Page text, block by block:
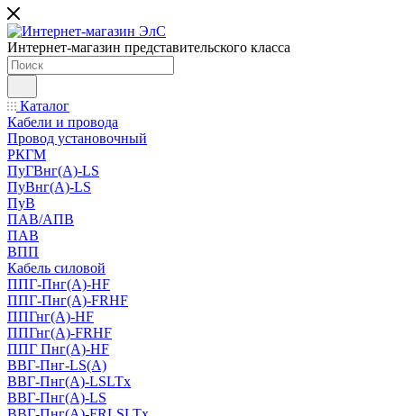
Интернет-магазин представительского класса
Каталог
Кабели и провода
Провод установочный
РКГМ
ПуГВнг(А)-LS
ПуВнг(А)-LS
ПуВ
ПАВ/АПВ
ПАВ
ВПП
Кабель силовой
ППГ-Пнг(А)-HF
ППГ-Пнг(А)-FRHF
ППГнг(А)-HF
ППГнг(А)-FRHF
ППГ Пнг(А)-HF
ВВГ-Пнг-LS(А)
ВВГ-Пнг(А)-LSLTx
ВВГ-Пнг(А)-LS